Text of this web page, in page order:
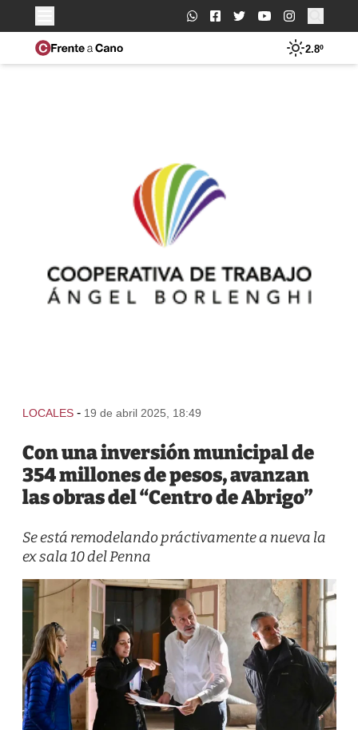
Buscar:
2.8º
LOCALES - 19 de abril 2025, 18:49
Con una inversión municipal de
354 millones de pesos, avanzan
las obras del “Centro de Abrigo”
Se está remodelando práctivamente a nueva la
ex sala 10 del Penna